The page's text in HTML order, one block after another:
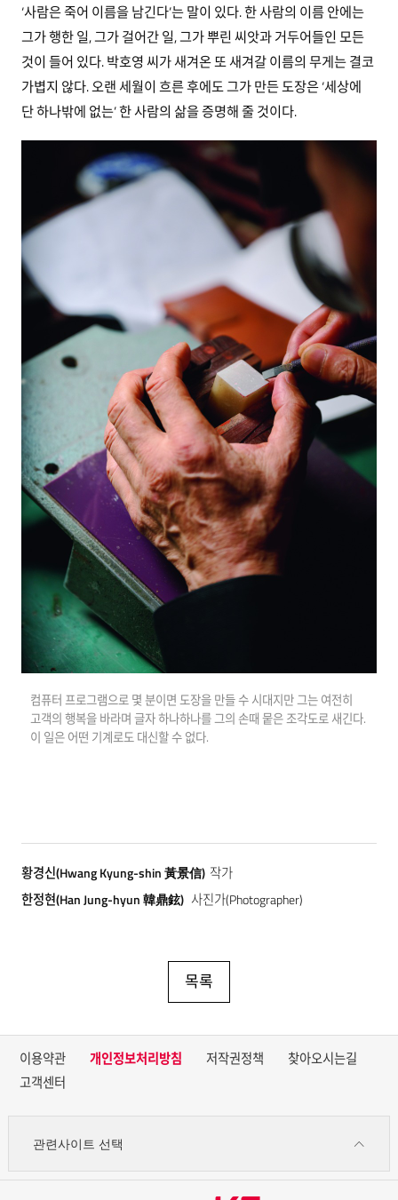
‘사람은 죽어 이름을 남긴다’는 말이 있다. 한 사람의 이름 안에는
그가 행한 일, 그가 걸어간 일, 그가 뿌린 씨앗과 거두어들인 모든
것이 들어 있다. 박호영 씨가 새겨온 또 새겨갈 이름의 무게는 결코
가볍지 않다. 오랜 세월이 흐른 후에도 그가 만든 도장은 ‘세상에
단 하나밖에 없는’ 한 사람의 삶을 증명해 줄 것이다.
컴퓨터 프로그램으로 몇 분이면 도장을 만들 수 시대지만 그는 여전히
고객의 행복을 바라며 글자 하나하나를 그의 손때 뭍은 조각도로 새긴다.
이 일은 어떤 기계로도 대신할 수 없다.
황경신(Hwang Kyung-shin 黃景信) 작가
한정현(Han Jung-hyun 韓鼎鉉) 사진가(Photographer)
목록
이용약관 개인정보처리방침 저작권정책
찾아오시는길
고객센터
관련사이트 선택